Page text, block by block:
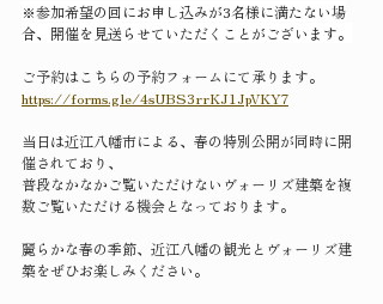
※参加希望の回にお申し込みが3名様に満たない場
合、開催を見送らせていただくことがございます。
ご予約はこちらの予約フォームにて承ります。
https://forms.gle/4sUBS3rrKJ1JpVKY7
当日は近江八幡市による、春の特別公開が同時に開
催されており、
普段なかなかご覧いただけないヴォーリズ建築を複
数ご覧いただける機会となっております。
麗らかな春の季節、近江八幡の観光とヴォーリズ建
築をぜひお楽しみください。